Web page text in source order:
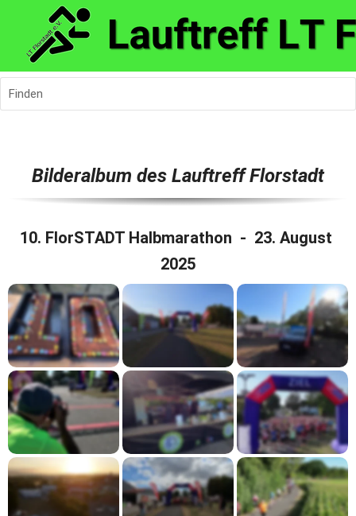
Finden
Bilderalbum des Lauftreff Florstadt
10. FlorSTADT Halbmarathon  -  23. August
2025